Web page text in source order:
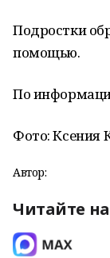
Подростки
помощью.
По
Фото:
Автор:
Читайте